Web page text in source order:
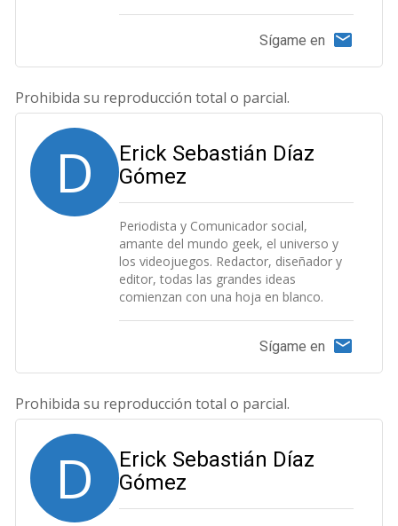
Sígame en
Prohibida su reproducción total o parcial.
D
Erick Sebastián Díaz
Gómez
Periodista y Comunicador social,
amante del mundo geek, el universo y
los videojuegos. Redactor, diseñador y
editor, todas las grandes ideas
comienzan con una hoja en blanco.
Sígame en
Prohibida su reproducción total o parcial.
D
Erick Sebastián Díaz
Gómez